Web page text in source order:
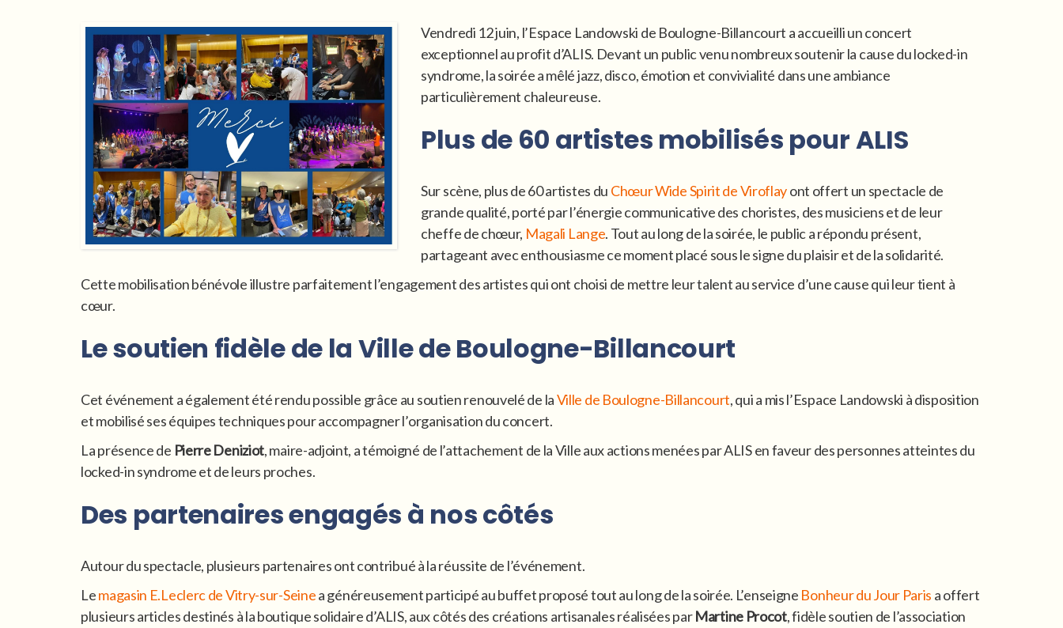
Vendredi 12 juin, l’Espace Landowski de Boulogne-Billancourt a accueilli un concert
exceptionnel au profit d’ALIS. Devant un public venu nombreux soutenir la cause du locked-in
syndrome, la soirée a mêlé jazz, disco, émotion et convivialité dans une ambiance
particulièrement chaleureuse.
Plus de 60 artistes mobilisés pour ALIS
Sur scène, plus de 60 artistes du Chœur Wide Spirit de Viroflayont offert un spectacle de
grande qualité, porté par l’énergie communicative des choristes, des musiciens et de leur
cheffe de chœur, Magali Lange. Tout au long de la soirée, le public a répondu présent,
partageant avec enthousiasme ce moment placé sous le signe du plaisir et de la solidarité.
Cette mobilisation bénévole illustre parfaitement l’engagement des artistes qui ont choisi de mettre leur talent au service d’une cause qui leur tient à
cœur.
Le soutien fidèle de la Ville de Boulogne-Billancourt
Cet événement a également été rendu possible grâce au soutien renouvelé de laVille de Boulogne-Billancourt, qui a mis l’Espace Landowski à disposition
et mobilisé ses équipes techniques pour accompagner l’organisation du concert.
La présence de Pierre Deniziot, maire-adjoint, a témoigné de l’attachement de la Ville aux actions menées par ALIS en faveur des personnes atteintes du
locked-in syndrome et de leurs proches.
Des partenaires engagés à nos côtés
Autour du spectacle, plusieurs partenaires ont contribué à la réussite de l’événement.
Lemagasin E.Leclerc de Vitry-sur-Seinea généreusement participé au buffet proposé tout au long de la soirée. L’enseigne Bonheur du Jour Paris a offert
plusieurs articles destinés à la boutique solidaire d’ALIS, aux côtés des créations artisanales réalisées parMartine Procot, fidèle soutien de l’association